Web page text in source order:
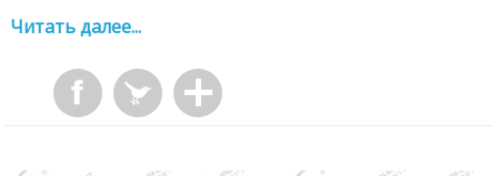
Читать далее...